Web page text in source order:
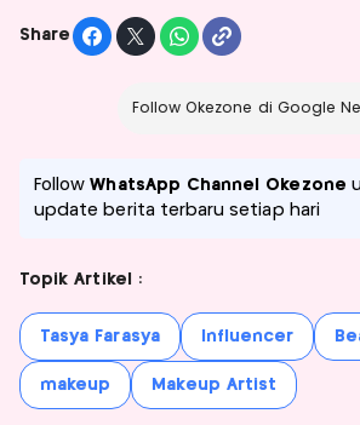
Share
Follow Okezone di Google
FollowWhatsApp Channel Okezone
update berita terbaru setiap hari
Topik Artikel :
Tasya Farasya Influencer
makeup Makeup Artist